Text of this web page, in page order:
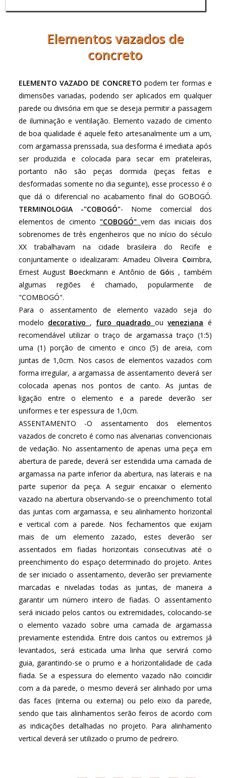
Elementos vazados de
concreto
ELEMENTO VAZADO DE CONCRETO podem ter formas e
dimensões variadas, podendo ser aplicados em qualquer
parede ou divisória em que se deseja permitir a passagem
de iluminação e ventilação. Elemento vazado de cimento
de boa qualidade é aquele feito artesanalmente um a um,
com argamassa prenssada, sua desforma é imediata após
ser produzida e colocada para secar em prateleiras,
portanto não são peças dormida (peças feitas e
desformadas somente no dia seguinte), esse processo é o
que dá o diferencial no acabamento final do GOBOGÓ.
TERMINOLOGIA -"COBOGÓ"- Nome comercial dos
elementos de cimento "COBOGÓ" vem das iniciais dos
sobrenomes de três engenheiros que no início do século
XX trabalhavam na cidade brasileira do Recife e
conjuntamente o idealizaram: Amadeu Oliveira Coimbra,
Ernest August Boeckmann e Antônio de Góis , também
algumas regiões é chamado, popularmente de
"COMBOGÓ".
Para o assentamento de elemento vazado seja do
modelo decorativo , furo quadrado ouveneziana é
recomendável utilizar o traço de argamassa traço (1:5)
uma (1) porção de cimento e cinco (5) de areia, com
juntas de 1,0cm. Nos casos de elementos vazados com
forma irregular, a argamassa de assentamento deverá ser
colocada apenas nos pontos de canto. As juntas de
ligação entre o elemento e a parede deverão ser
uniformes e ter espessura de 1,0cm.
ASSENTAMENTO -O assentamento dos elementos
vazados de concreto é como nas alvenarias convencionais
de vedação. No assentamento de apenas uma peça em
abertura de parede, deverá ser estendida uma camada de
argamassa na parte inferior da abertura, nas laterais e na
parte superior da peça. A seguir encaixar o elemento
vazado na abertura observando-se o preenchimento total
das juntas com argamassa, e seu alinhamento horizontal
e vertical com a parede. Nos fechamentos que exijam
mais de um elemento zazado, estes deverão ser
assentados em fiadas horizontais consecutivas até o
preenchimento do espaço determinado do projeto. Antes
de ser iniciado o assentamento, deverão ser previamente
marcadas e niveladas todas as juntas, de maneira a
garantir um número inteiro de fiadas. O assentamento
será iniciado pelos cantos ou extremidades, colocando-se
o elemento vazado sobre uma camada de argamassa
previamente estendida. Entre dois cantos ou extremos já
levantados, será esticada uma linha que servirá como
guia, garantindo-se o prumo e a horizontalidade de cada
fiada. Se a espessura do elemento vazado não coincidir
com a da parede, o mesmo deverá ser alinhado por uma
das faces (interna ou externa) ou pelo eixo da parede,
sendo que tais alinhamentos serão feiros de acordo com
as indicações detalhadas no projeto. Para alinhamento
vertical deverá ser utilizado o prumo de pedreiro.